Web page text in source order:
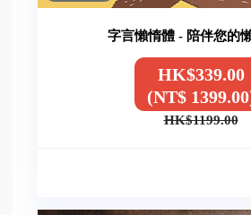
字言懶惰體 - 陪伴您的
HK$339.00
(NT$
HK$1199.00